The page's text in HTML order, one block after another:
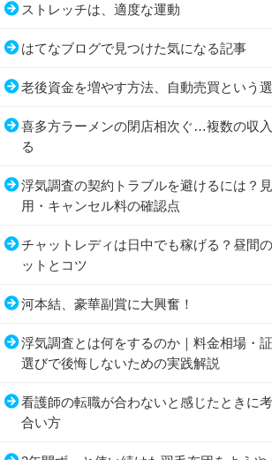
ストレッチは、適度な運動
はてなブログで見つけた気になる記事
老後資金を増やす方法、自動売買という
喜多方ラーメンの閉店相次ぐ…複数の収
る
浮気調査の契約トラブルを避けるには？
用・キャンセル料の確認点
チャットレディは日中でも稼げる？昼間
ットとコツ
河本結、豪華副賞に大興奮！
浮気調査とは何をするのか｜料金相場・
選びで後悔しないための実践解説
看護師の転職が合わないと感じたときに
合い方